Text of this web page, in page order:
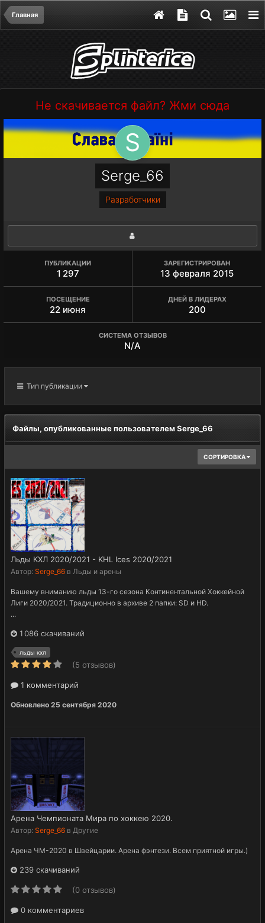
Главная
Не скачивается файл? Жми сюда
Serge_66
Разработчики
ПУБЛИКАЦИИ
1 297
ЗАРЕГИСТРИРОВАН
13 февраля 2015
ПОСЕЩЕНИЕ
22 июня
ДНЕЙ В ЛИДЕРАХ
200
СИСТЕМА ОТЗЫВОВ
N/A
Тип публикации
Файлы, опубликованные пользователем Serge_66
СОРТИРОВКА
Льды КХЛ 2020/2021 - KHL Ices 2020/2021
Автор: Serge_66 в Льды и арены
Вашему вниманию льды 13-го сезона Континентальной Хоккейной
Лиги 2020/2021. Традиционно в архиве 2 папки: SD и HD.
...
1 086 скачиваний
льды кхл
(5 отзывов)
1 комментарий
Обновлено 25 сентября 2020
Арена Чемпионата Мира по хоккею 2020.
Автор: Serge_66 в Другие
Арена ЧМ-2020 в Швейцарии. Арена фэнтези. Всем приятной игры.)
239 скачиваний
(0 отзывов)
0 комментариев